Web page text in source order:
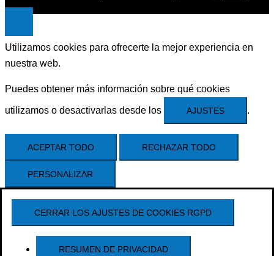
Utilizamos cookies para ofrecerte la mejor experiencia en
nuestra web.
Puedes obtener más información sobre qué cookies
utilizamos o desactivarlas desde los AJUSTES .
ACEPTAR TODO RECHAZAR TODO
PERSONALIZAR
CERRAR LOS AJUSTES DE COOKIES RGPD
RESUMEN DE PRIVACIDAD